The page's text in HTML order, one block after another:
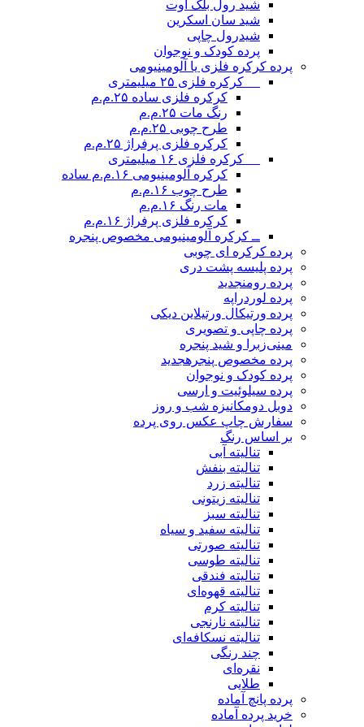
شید رول بلک اوت
شید سان اسکرین
شیدرول چاپی
پرده کودک و نوجوان
پرده کرکره فلزی یا آلومینیومی
__ کرکره فلزی ۲۵ میلیمتری
کرکره فلزی ساده ۲۵.م.م
رنگ مات ۲۵.م.م
طرح چوبی ۲۵.م.م
کرکره فلزی پرفراژ ۲۵.م.م
__ کرکره فلزی ۱۶ میلیمتری
کرکره آلومینیومی ۱۶.م.م ساده
طرح چوب ۱۶.م.م
مات رنگ ۱۶.م.م
کرکره فلزی پرفراژ ۱۶.م.م
ــ کرکره آلومینیومی مخصوص پنجره
پرده کرکره ای چوبی
پرده پلیسه پشت دری
پرده رومنجدید
پرده لوردراپه
پرده ورتیکال ورتیلاین دیکی
پرده چاپی و تصویری
مینی‌زبرا و شید پنجره
پرده مخصوص پنجرهجدید
پرده کودک و نوجوان
پرده سیلوئیت و ارسی
دوبل دومکانیزه شب و روز
سفارش چاپ عکس روی پرده
بر اساس رنگ
تنالیته آبی
تنالیته بنفش
تنالیته زرد
تنالیته زیتونی
تنالیته سبز
تنالیته سفید و سیاه
تنالیته صورتی
تنالیته طوسی
تنالیته فندقی
تنالیته قهوه‌ای
تنالیته کرم
تنالیته نارنجی
تنالیته نسکافه‌ای
چند رنگی
نقره‌ای
طلایی
پرده پانچ آماده
خرید پرده آماده